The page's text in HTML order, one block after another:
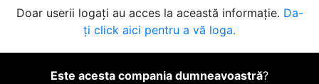
Doar userii logați au acces la această informație. Da-
ți click aici pentru a vă loga.
Este acesta compania dumneavoastră?